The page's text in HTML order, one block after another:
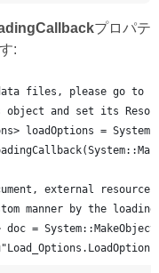
プロパテ
:
files, please go to
object and set its
loadOptions =
external
manner by the
doc =